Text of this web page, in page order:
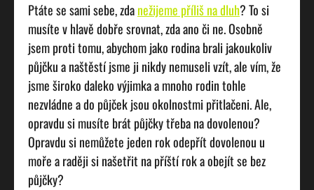
Ptáte se sami sebe, zdanežijeme příliš na dluh? To si
musíte v hlavě dobře srovnat, zda ano či ne. Osobně
jsem proti tomu, abychom jako rodina brali jakoukoliv
půjčku a naštěstí jsme ji nikdy nemuseli vzít, ale vím, že
jsme široko daleko výjimka a mnoho rodin tohle
nezvládne a do půjček jsou okolnostmi přitlačeni. Ale,
opravdu si musíte brát půjčky třeba na dovolenou?
Opravdu si nemůžete jeden rok odepřít dovolenou u
moře a raději si našetřit na příští rok a obejít se bez
půjčky?